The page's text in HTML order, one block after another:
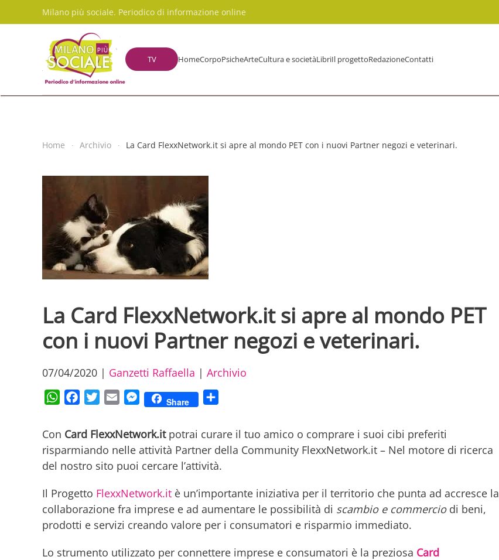
Skip to main content
Milano più sociale. Periodico di informazione online
TV HomeCorpoPsicheArteCultura e societàLibriIl progettoRedazioneContatti
Home Archivio La Card FlexxNetwork.it si apre al mondo PET con i nuovi Partner negozi e veterinari.
La Card FlexxNetwork.it si apre al mondo PET
con i nuovi Partner negozi e veterinari.
07/04/2020 | Ganzetti Raffaella | Archivio
WhatsAppFacebookTwitterEmail Messenger
Share
Con Card FlexxNetwork.itpotrai curare il tuo amico o comprare i suoi cibi preferiti
risparmiando nelle attività Partner della Community FlexxNetwork.it – Nel motore di ricerca
del nostro sito puoi cercare l’attività.
Il Progetto FlexxNetwork.it è un’importante iniziativa per il territorio che punta ad accresce la
collaborazione fra imprese e ad aumentare le possibilità di scambio e commerciodi beni,
prodotti e servizi creando valore per i consumatori e risparmio immediato.
Lo strumento utilizzato per connettere imprese e consumatori è la preziosa Card